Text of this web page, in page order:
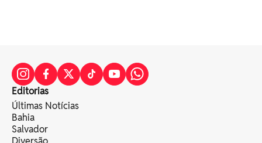
Editorias
Últimas Notícias
Bahia
Salvador